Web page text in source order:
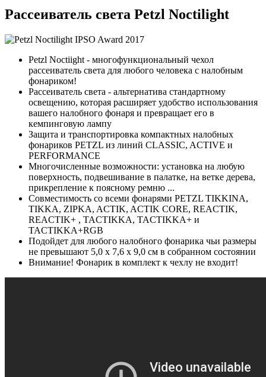
Рассеиватель света Petzl Noctilight
Petzl Noctiight - многофункциональный чехол
рассеиватель света для любого человека с налобным
фонариком!
Рассеиватель света - альтернатива стандартному
освещению, которая расширяет удобство использования
вашего налобного фонаря и превращает его в
кемпинговую лампу
Защита и транспортировка компактных налобных
фонариков PETZL из линий CLASSIC, ACTIVE и
PERFORMANCE
Многочисленные возможности: установка на любую
поверхность, подвешивание в палатке, на ветке дерева,
прикрепление к поясному ремню ...
Совместимость со всеми фонарями PETZL TIKKINA,
TIKKA, ZIPKA, ACTIK, ACTIK CORE, REACTIK,
REACTIK+ , TACTIKKA, TACTIKKA+ и
TACTIKKA+RGB
Подойдет для любого налобного фонарика чьи размеры
не превышают 5,0 х 7,6 х 9,0 см в собранном состоянии
Внимание! Фонарик в комплект к чехлу не входит!